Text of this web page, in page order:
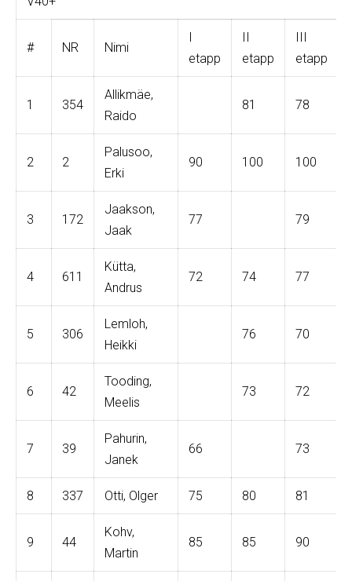
# NR Nimi
I
etapp
II
etapp
III
etapp
1 354
Allikmäe,
Raido
81 78
2 2
Palusoo,
Erki
90 100 100
3 172
Jaakson,
Jaak
77 79
4 611
Kütta,
Andrus
72 74 77
5 306
Lemloh,
Heikki
76 70
6 42
Tooding,
Meelis
73 72
7 39
Pahurin,
Janek
66 73
8 337 Otti, Olger 75 80 81
9 44
Kohv,
Martin
85 85 90